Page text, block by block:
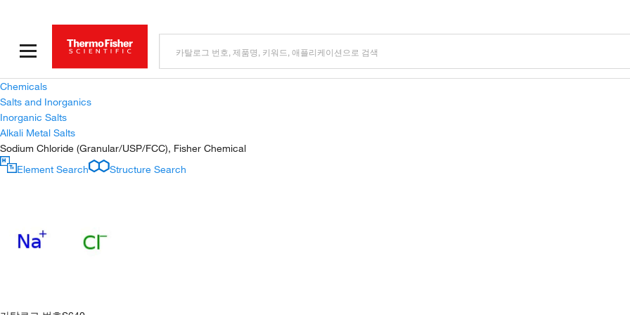
Chemicals
Salts and Inorganics
Inorganic Salts
Alkali Metal Salts
Sodium Chloride (Granular/USP/FCC), Fisher Chemical
Element Search
Structure Search